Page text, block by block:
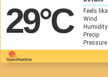
29°C
Feels like
Wind
Humidity
Precip
Pressure